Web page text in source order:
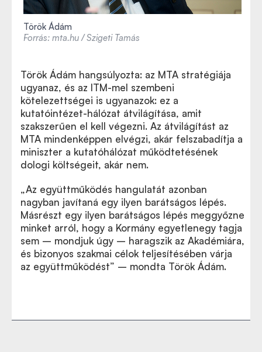
Török Ádám
Forrás: mta.hu / Szigeti Tamás
Török Ádám hangsúlyozta: az MTA stratégiája
ugyanaz, és az ITM-mel szembeni
kötelezettségei is ugyanazok: ez a
kutatóintézet-hálózat átvilágítása, amit
szakszerűen el kell végezni. Az átvilágítást az
MTA mindenképpen elvégzi, akár felszabadítja a
miniszter a kutatóhálózat működtetésének
dologi költségeit, akár nem.
„Az együttműködés hangulatát azonban
nagyban javítaná egy ilyen barátságos lépés.
Másrészt egy ilyen barátságos lépés meggyőzne
minket arról, hogy a Kormány egyetlenegy tagja
sem – mondjuk úgy – haragszik az Akadémiára,
és bizonyos szakmai célok teljesítésében várja
az együttműködést” – mondta Török Ádám.